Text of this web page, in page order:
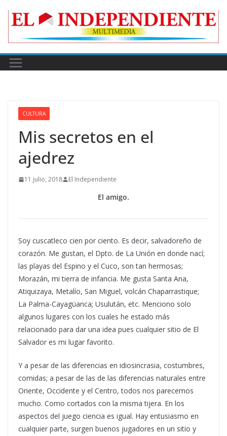
CULTURA
Mis secretos en el
ajedrez
11 julio, 2018 El Independiente
El amigo.
Soy cuscatleco cien por ciento. Es decir, salvadoreño de
corazón. Me gustan, el Dpto. de La Unión en donde nací;
las playas del Espino y el Cuco, son tan hermosas;
Morazán, mi tierra de infancia. Me gusta Santa Ana,
Atiquizaya, Metalío, San Miguel, volcán Chaparrastique;
La Palma-Cayagüanca; Usulután, etc. Menciono solo
algunos lugares con los cuales he estado más
relacionado para dar una idea pues cualquier sitio de El
Salvador es mi lugar favorito.
Y a pesar de las diferencias en idiosincrasia, costumbres,
comidas; a pesar de las de las diferencias naturales entre
Oriente, Occidente y el Centro, todos nos parecemos
mucho. Como cortados con la misma tijera. En los
aspectos del juego ciencia es igual. Hay entusiasmo en
cualquier parte, surgen buenos jugadores en un sitio y